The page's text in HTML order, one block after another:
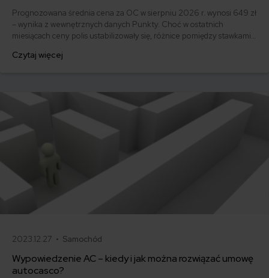
Prognozowana średnia cena za OC w sierpniu 2026 r. wynosi 649 zł
– wynika z wewnętrznych danych Punkty. Choć w ostatnich
miesiącach ceny polis ustabilizowały się, różnice pomiędzy stawkami
500 zł, inni – powyżej 1500 zł. Gdzie znaleźć najtańsze OC w Polsce
Czytaj więcej
2023.12.27 • Samochód
Wypowiedzenie AC – kiedy i jak można rozwiązać umowę
autocasco?